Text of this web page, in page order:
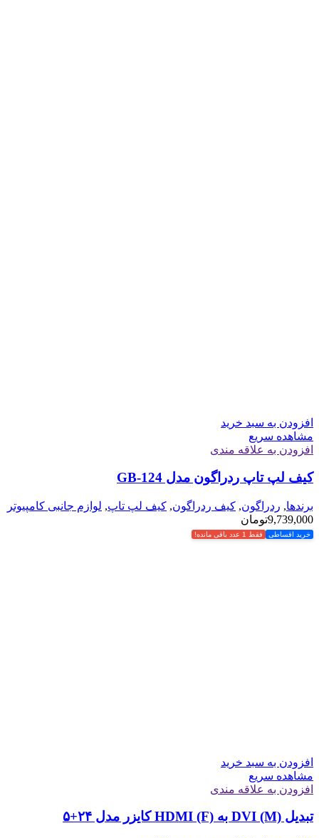
افزودن به سبد خرید
مشاهده سریع
افزودن به علاقه مندی
کیف لپ تاپ ردراگون مدل GB-124
برندها, ردراگون, کیف ردراگون, کیف لپ تاپ, لوازم جانبی کامپیوتر
9,739,000تومان
خرید اقساطی فقط 1 عدد باقی مانده!
افزودن به سبد خرید
مشاهده سریع
افزودن به علاقه مندی
تبدیل DVI (M) به HDMI (F) کایزر مدل ۲۴+۵